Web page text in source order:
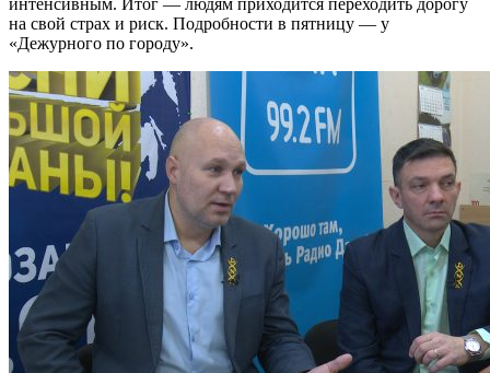
интенсивным. Итог — людям приходится переходить дорогу
на свой страх и риск. Подробности в пятницу — у
«Дежурного по городу».